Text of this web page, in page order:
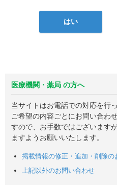
はい
医療機関・薬局 の方へ
当サイトはお電話での対応を行
ご希望の内容ごとにお問い合わ
すので、お手数ではございます
ますようお願いいたします。
掲載情報の修正・追加・削除の
上記以外のお問い合わせ